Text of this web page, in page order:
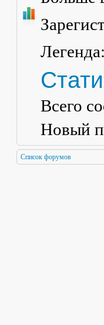
Легенда:
Всего
Новый
Список форумов